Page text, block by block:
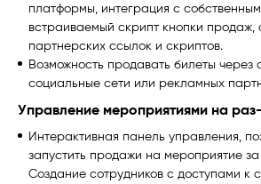
платформы, интеграция с
встраиваемый скрипт кнопки продаж,
партнерских ссылок и скриптов.
Возможность продавать билеты через
социальные сети или рекламных
Управление мероприятиями на
Интерактивная панель управления,
запустить продажи на мероприятие
Создание сотрудников с доступами к